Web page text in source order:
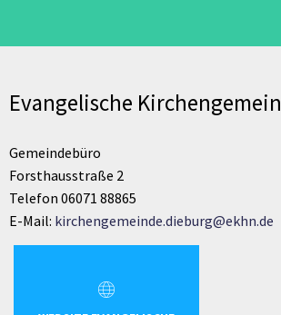
Evangelische
Gemeindebüro
Forsthausstraße 2
Telefon 06071 88865
E-Mail: kirchengemeinde.dieburg@ekhn.de